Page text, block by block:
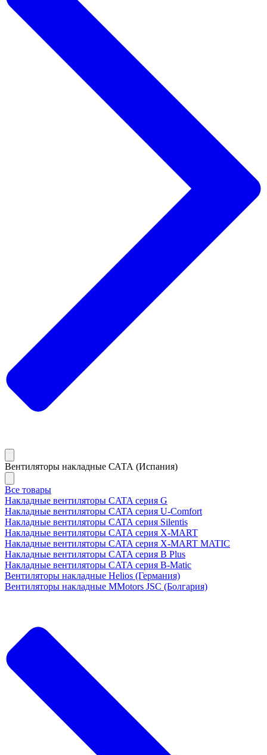
Вентиляторы накладные САТА (Испания)
Все товары
Накладные вентиляторы CATA серия G
Накладные вентиляторы CATA серия U-Comfort
Накладные вентиляторы CATA серия Silentis
Накладные вентиляторы CATA серия X-MART
Накладные вентиляторы CATA серия X-MART MATIC
Накладные вентиляторы CATA серия B Plus
Накладные вентиляторы CATA серия B-Matic
Вентиляторы накладные Helios (Германия)
Вентиляторы накладные MMotors JSC (Болгария)